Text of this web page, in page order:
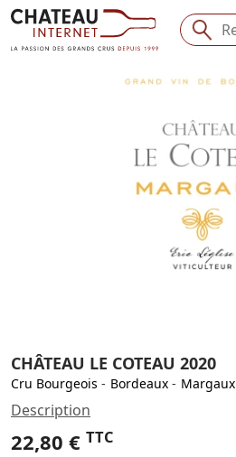
CHÂTEAU LE COTEAU 2020
Cru Bourgeois - Bordeaux - Margaux
Description
22,80 € TTC